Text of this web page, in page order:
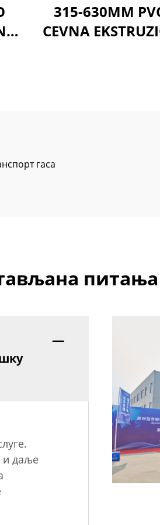
315-630MM
CEVNA
гаса
питања
и даље